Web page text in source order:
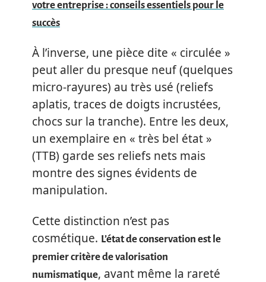
votre entreprise : conseils essentiels pour le
succès
À l’inverse, une pièce dite « circulée »
peut aller du presque neuf (quelques
micro-rayures) au très usé (reliefs
aplatis, traces de doigts incrustées,
chocs sur la tranche). Entre les deux,
un exemplaire en « très bel état »
(TTB) garde ses reliefs nets mais
montre des signes évidents de
manipulation.
Cette distinction n’est pas
cosmétique. L’état de conservation est le
premier critère de valorisation
numismatique, avant même la rareté